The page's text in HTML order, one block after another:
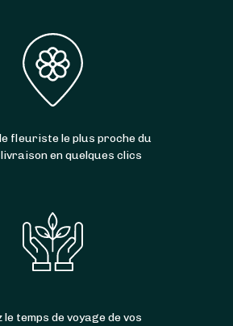
fleuriste le plus proche du
en quelques clics
le temps de voyage de vos